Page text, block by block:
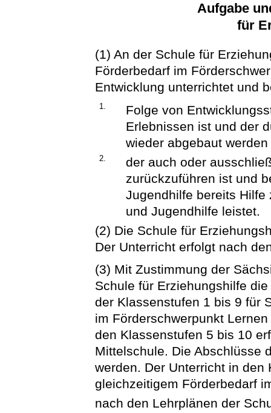
Aufgabe
für
(1) An der Schule für
Förderbedarf im
Entwicklung unterrichtet und
1.
Folge von
Erlebnissen ist und der
wieder abgebaut
2.
der auch oder
zurückzuführen ist und
Jugendhilfe bereits Hilfe
und Jugendhilfe leistet.
(2) Die Schule für
Der Unterricht erfolgt nach
(3) Mit Zustimmung der
Schule für Erziehungshilfe
der Klassenstufen 1 bis 9 für
im Förderschwerpunkt
den Klassenstufen 5 bis 10
Mittelschule. Die Abschlüsse
werden. Der Unterricht in
gleichzeitigem Förderbedarf
nach den Lehrplänen der